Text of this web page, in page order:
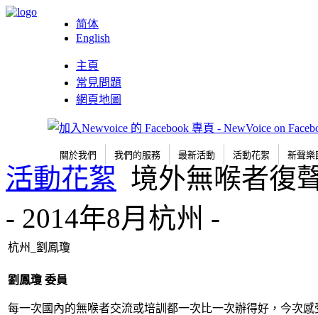
简体
English
主頁
常見問題
網頁地圖
關於我們 我們的服務 最新活動 活動花絮 新聲樂
活動花絮 境外無喉者復
- 2014年8月杭州 -
杭州_劉鳳瓊
劉鳳瓊 委員
每一次國內的無喉者交流或培訓都一次比一次辦得好，今次